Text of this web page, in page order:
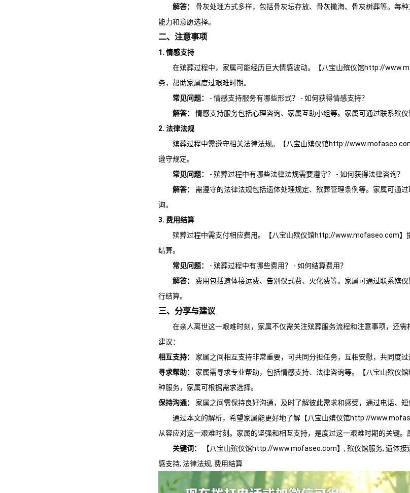
解答：
骨灰处理方式多样，包括骨灰坛存放、骨灰撒海、骨灰树葬等。每
能力和意愿选择。
二、注意事项
1. 情感支持
在殡葬过程中，家属可能经历巨大情感波动。【八宝山殡仪馆http://
务，帮助家属度过艰难时期。
常见问题：
- 情感支持服务有哪些形式？ - 如何获得情感支持？
解答：
情感支持服务包括心理咨询、家属互助小组等。家属可通过联系殡仪
2. 法律法规
殡葬过程中需遵守相关法律法规。【八宝山殡仪馆http://
遵守规定。
常见问题：
- 殡葬过程中有哪些法律法规需要遵守？ - 如何获得法律咨询？
解答：
需遵守的法律法规包括遗体处理规定、殡葬管理条例等。家属可通
询。
3. 费用结算
殡葬过程中需支付相应费用。【八宝山殡仪馆http://www.mofaseo.com】
结算。
常见问题：
- 殡葬过程中有哪些费用？ - 如何结算费用？
解答：
费用包括遗体接运费、告别仪式费、火化费等。家属可通过联系殡
行结算。
三、分享与建议
在亲人离世这一艰难时刻，家属不仅需关注殡葬服务流程和注意事项，还
建议：
相互支持：
家属之间相互支持非常重要，可共同分担任务，互相安慰，共同度过
寻求帮助：
家属需寻求专业帮助，包括情感支持、法律咨询等。【八宝山殡仪馆
种服务，家属可根据需求选择。
保持沟通：
家属之间需保持良好沟通，及时了解彼此需求和感受，通过电话、短
通过本文的解析，希望家属能更好地了解【八宝山殡仪馆http://
从容应对这一艰难时刻。家属的坚强和相互支持，是度过这一艰难时期的关键。
关键词：
【八宝山殡仪馆http://www.mofaseo.com】, 殡仪馆服务, 遗体接
感支持, 法律法规, 费用结算